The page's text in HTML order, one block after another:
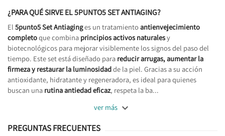
¿PARA QUÉ SIRVE EL 5PUNTO5 SET ANTIAGING?
El 5punto5 Set Antiaginges un tratamiento antienvejecimiento
completoque combina principios activos naturalesy
biotecnológicos para mejorar visiblemente los signos del paso del
tiempo. Este set está diseñado para reducir arrugas, aumentar la
firmeza y restaurar la luminosidadde la piel. Gracias a su acción
antioxidante, hidratante y regeneradora, es ideal para quienes
buscan una rutina antiedad eficaz, respeta la ba...
ver más 
PREGUNTAS FRECUENTES